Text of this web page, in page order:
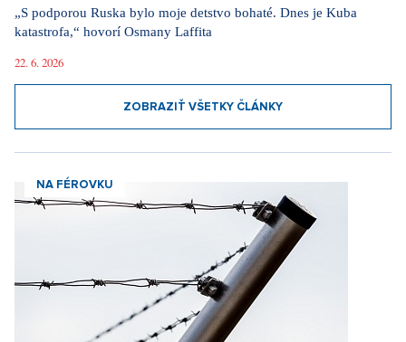
„S podporou Ruska bylo moje detstvo bohaté. Dnes je Kuba
katastrofa,“ hovorí Osmany Laffita
22. 6. 2026
ZOBRAZIŤ VŠETKY ČLÁNKY
NA FÉROVKU